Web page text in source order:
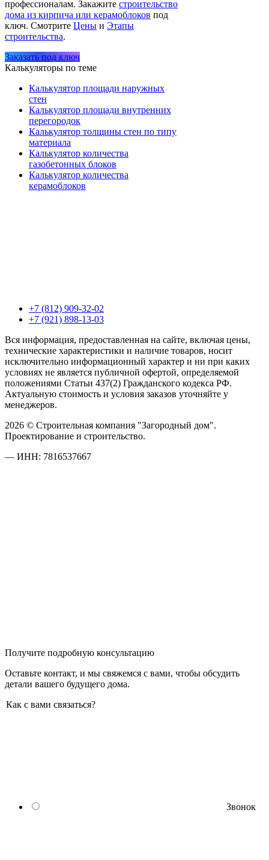
профессионалам. Закажите строительство
дома из кирпича или керамоблоков под
ключ. Смотрите Цены и Этапы
строительства.
Заказать под ключ
Калькуляторы по теме
Калькулятор площади наружных
стен
Калькулятор площади внутренних
перегородок
Калькулятор толщины стен по типу
материала
Калькулятор количества
газобетонных блоков
Калькулятор количества
керамоблоков
+7 (812) 909-32-02
+7 (921) 898-13-03
Вся информация, предоставленная на сайте, включая цены,
технические характеристики и наличие товаров, носит
исключительно информационный характер и ни при каких
условиях не является публичной офертой, определяемой
положениями Статьи 437(2) Гражданского кодекса РФ.
Актуальную стоимость и условия заказов уточняйте у
менеджеров.
2026 © Строительная компания "Загородный дом".
Проектирование и строительство.
— ИНН: 7816537667
Получите подробную консультацию
Оставьте контакт, и мы свяжемся с вами, чтобы обсудить
детали вашего будущего дома.
Как с вами связаться?
Звонок